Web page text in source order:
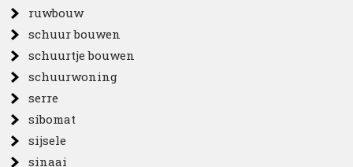
ruwbouw
schuur bouwen
schuurtje bouwen
schuurwoning
serre
sibomat
sijsele
sinaai